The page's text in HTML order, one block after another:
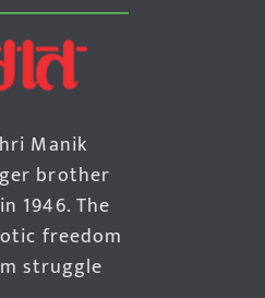
Manik
brother
1946. The
freedom
struggle